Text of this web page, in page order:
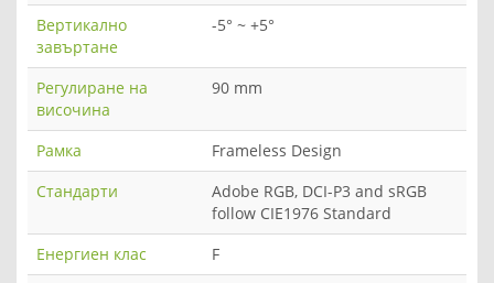
Вертикално
завъртане
-5° ~ +5°
Регулиране на
височина
90 mm
Рамка
Frameless Design
Стандарти
Adobe RGB, DCI-P3 and sRGB
follow CIE1976 Standard
Енергиен клас
F